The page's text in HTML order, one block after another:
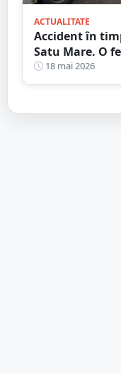
ACTUALITATE
Accident în
Satu Mare. O
18 mai 2026